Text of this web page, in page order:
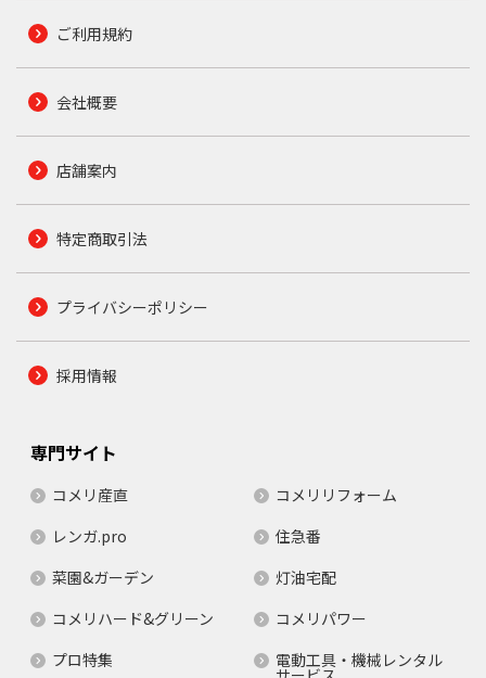
ご利用規約
会社概要
店舗案内
特定商取引法
プライバシーポリシー
採用情報
専門サイト
コメリ産直
コメリリフォーム
レンガ.pro
住急番
菜園&ガーデン
灯油宅配
コメリハード&グリーン
コメリパワー
プロ特集
電動工具・機械レンタル